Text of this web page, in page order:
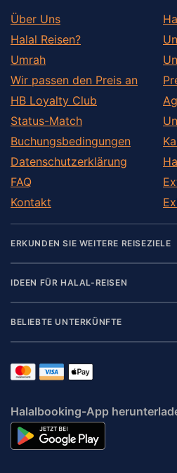
Über Uns
Halal Reisen?
Umrah
Wir passen den Preis an
HB Loyalty Club
Status-Match
Buchungsbedingungen
Datenschutzerklärung
FAQ
Kontakt
ERKUNDEN SIE WEITERE REISEZIELE
IDEEN FÜR HALAL-REISEN
BELIEBTE UNTERKÜNFTE
Halalbooking-App